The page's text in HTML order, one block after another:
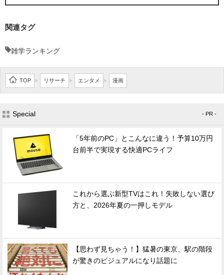
関連タグ
雑学ランキング
TOP > リサーチ > エンタメ > 漫画
Special - PR -
「5年前のPC」とこんなに違う！予算10万円
台前半で実現する快適PCライフ
これから選ぶ新型TVはこれ！失敗しない選び
方と、2026年夏の一押しモデル
【思わず見ちゃう！】猛暑の東京、駅の階段
が驚きのビジュアルになり話題に